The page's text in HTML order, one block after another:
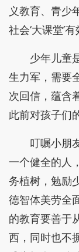
义教育、青少
社会‘大课堂’
少年儿童
生力军，需要
次回信，蕴含
此前对孩子们
叮嘱小朋
一个健全的人
务植树，勉励
德智体美劳全
的教育要善于
西，同时也不